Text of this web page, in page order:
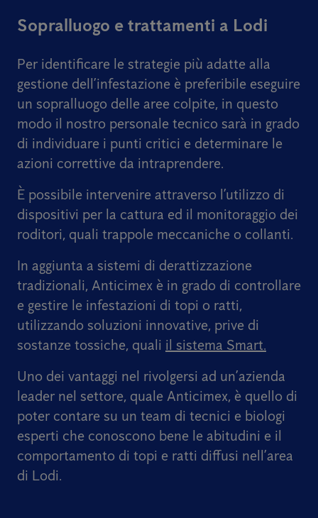
Sopralluogo e trattamenti a Lodi
Per identificare le strategie più adatte alla
gestione dell’infestazione è preferibile eseguire
un sopralluogo delle aree colpite, in questo
modo il nostro personale tecnico sarà in grado
di individuare i punti critici e determinare le
azioni correttive da intraprendere.
È possibile intervenire attraverso l’utilizzo di
dispositivi per la cattura ed il monitoraggio dei
roditori, quali trappole meccaniche o collanti.
In aggiunta a sistemi di derattizzazione
tradizionali, Anticimex è in grado di controllare
e gestire le infestazioni di topi o ratti,
utilizzando soluzioni innovative, prive di
sostanze tossiche, quali il sistema Smart.
Uno dei vantaggi nel rivolgersi ad un’azienda
leader nel settore, quale Anticimex, è quello di
poter contare su un team di tecnici e biologi
esperti che conoscono bene le abitudini e il
comportamento di topi e ratti diffusi nell’area
di Lodi.